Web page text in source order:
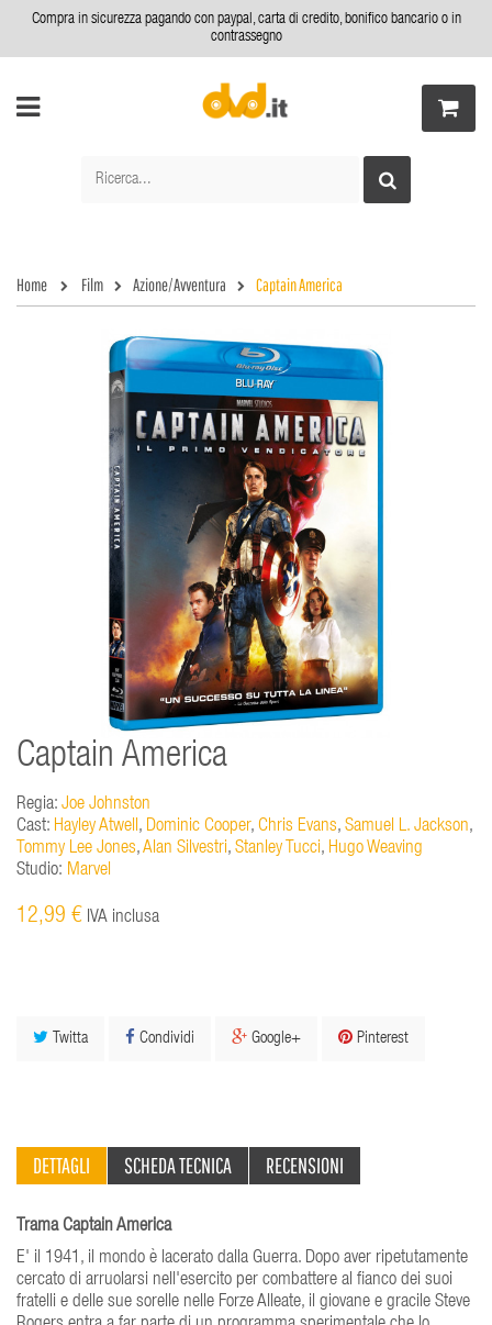
Compra in sicurezza pagando con paypal, carta di credito, bonifico bancario o in
contrassegno
Home Film Azione/Avventura Captain America
Captain America
Regia: Joe Johnston
Cast: Hayley Atwell, Dominic Cooper, Chris Evans, Samuel L. Jackson,
Tommy Lee Jones,Alan Silvestri, Stanley Tucci, Hugo Weaving
Studio: Marvel
12,99 € IVA inclusa
Twitta Condividi Google+ Pinterest
DETTAGLI SCHEDA TECNICA RECENSIONI
Trama Captain America
E' il 1941, il mondo è lacerato dalla Guerra. Dopo aver ripetutamente
cercato di arruolarsi nell'esercito per combattere al fianco dei suoi
fratelli e delle sue sorelle nelle Forze Alleate, il giovane e gracile Steve